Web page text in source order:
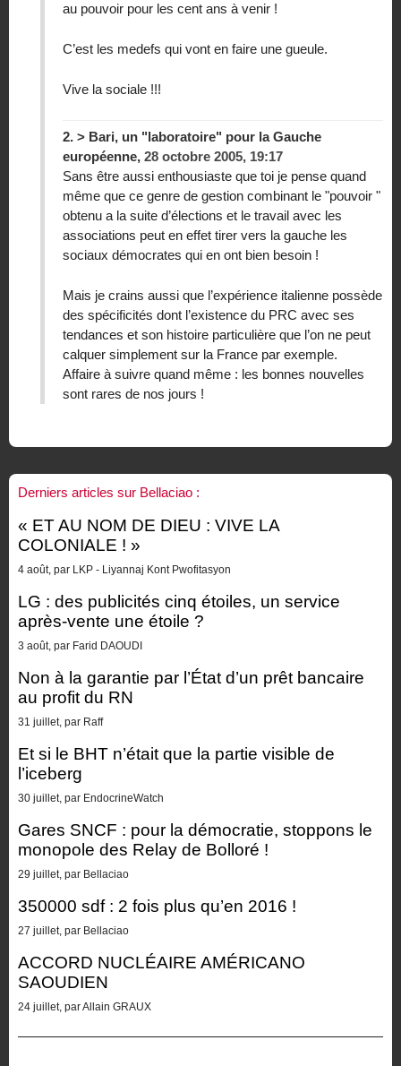
au pouvoir pour les cent ans à venir !
C’est les medefs qui vont en faire une gueule.
Vive la sociale !!!
2. > Bari, un "laboratoire" pour la Gauche
européenne, 28 octobre 2005, 19:17
Sans être aussi enthousiaste que toi je pense quand
même que ce genre de gestion combinant le "pouvoir "
obtenu a la suite d’élections et le travail avec les
associations peut en effet tirer vers la gauche les
sociaux démocrates qui en ont bien besoin !
Mais je crains aussi que l’expérience italienne possède
des spécificités dont l’existence du PRC avec ses
tendances et son histoire particulière que l’on ne peut
calquer simplement sur la France par exemple.
Affaire à suivre quand même : les bonnes nouvelles
sont rares de nos jours !
Derniers articles sur Bellaciao :
« ET AU NOM DE DIEU : VIVE LA
COLONIALE ! »
4 août, par LKP - Liyannaj Kont Pwofitasyon
LG : des publicités cinq étoiles, un service
après-vente une étoile ?
3 août, par Farid DAOUDI
Non à la garantie par l’État d’un prêt bancaire
au profit du RN
31 juillet, par Raff
Et si le BHT n’était que la partie visible de
l’iceberg
30 juillet, par EndocrineWatch
Gares SNCF : pour la démocratie, stoppons le
monopole des Relay de Bolloré !
29 juillet, par Bellaciao
350000 sdf : 2 fois plus qu’en 2016 !
27 juillet, par Bellaciao
ACCORD NUCLÉAIRE AMÉRICANO
SAOUDIEN
24 juillet, par Allain GRAUX